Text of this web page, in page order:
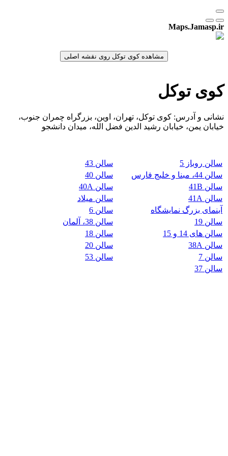
Maps.Jamasp.ir
کوی توکل
نشانی و آدرس: کوی توکل، تهران، اوین، بزرگراه چمران جنوب،
خیابان یمن، خیابان رشید الدین فضل الله، میدان دانشجو
سالن روباز 5
سالن 43
سالن 44، مبنا و خلیج فارس
سالن 40
سالن 41B
سالن 40A
سالن 41A
سالن میلاد
آبنمای بزرگ نمایشگاه
سالن 6
سالن 19
سالن 38، آلمان
سالن های 14 و 15
سالن 18
سالن 38A
سالن 20
سالن 7
سالن 53
سالن 37